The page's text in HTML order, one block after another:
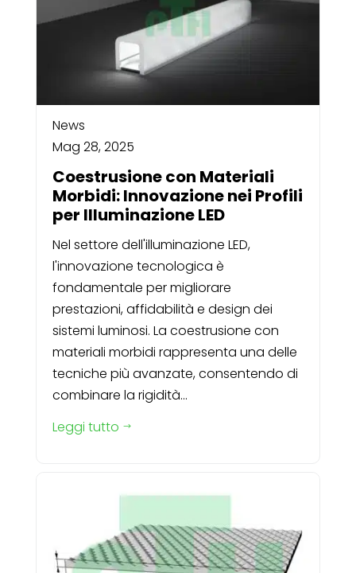
News
Mag 28, 2025
Coestrusione con Materiali
Morbidi: Innovazione nei Profili
per Illuminazione LED
Nel settore dell'illuminazione LED,
l'innovazione tecnologica è
fondamentale per migliorare
prestazioni, affidabilità e design dei
sistemi luminosi. La coestrusione con
materiali morbidi rappresenta una delle
tecniche più avanzate, consentendo di
combinare la rigidità...
Leggi tutto $